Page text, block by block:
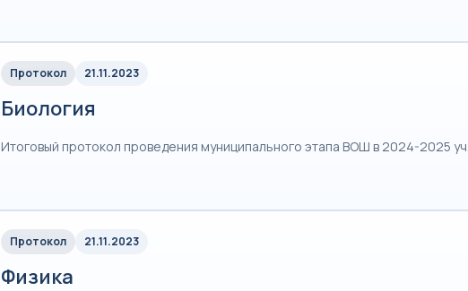
Протокол 21.11.2023
Биология
Итоговый протокол проведения муниципального этапа ВОШ в 2024-2025
Протокол 21.11.2023
Физика